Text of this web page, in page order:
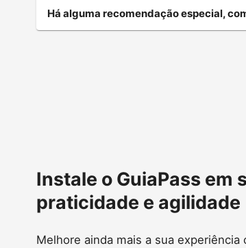
Há alguma recomendação especial,
Instale o GuiaPass em
praticidade e agilidade
Melhore ainda mais a sua